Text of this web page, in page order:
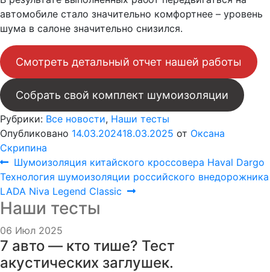
автомобиле стало значительно комфортнее – уровень
шума в салоне значительно снизился.
Смотреть детальный отчет нашей работы
Собрать свой комплект шумоизоляции
Рубрики: Все новости, Наши тесты
Опубликовано 14.03.202418.03.2025 от Оксана
Скрипина
Навигация
по
записям
Предыдущая
запись:
Шумоизоляция китайского кроссовера Haval Dargo
Следующая
запись:
Технология шумоизоляции российского внедорожника
LADA Niva Legend Classic
Наши тесты
06 Июл 2025
7 авто — кто тише? Тест
акустических заглушек.